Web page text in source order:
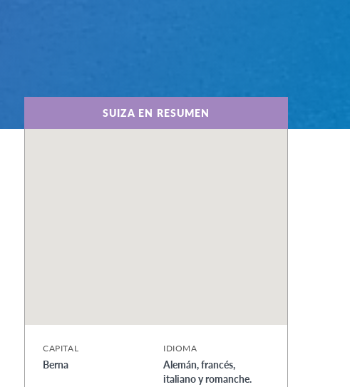
SUIZA EN RESUMEN
CAPITAL
Berna
IDIOMA
Alemán, francés,
italiano y romanche.